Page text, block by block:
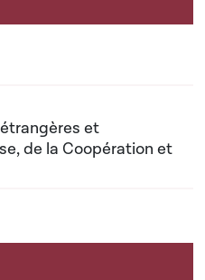
et
de la Coopération et